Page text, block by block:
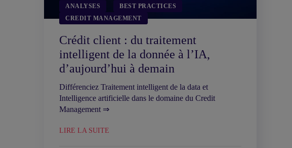
ANALYSES
BEST PRACTICES
CREDIT MANAGEMENT
Crédit client : du traitement
intelligent de la donnée à l’IA,
d’aujourd’hui à demain
Différenciez Traitement intelligent de la data et
Intelligence artificielle dans le domaine du Credit
Management ⇒
LIRE LA SUITE